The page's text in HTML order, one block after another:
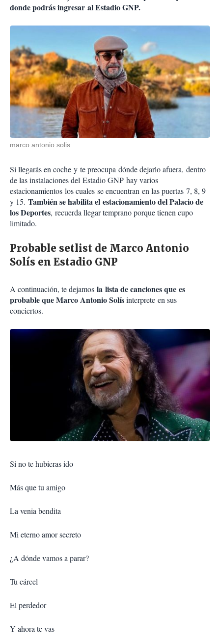
donde podrás ingresar al Estadio GNP.
marco antonio solis
Si llegarás en coche y te preocupa dónde dejarlo afuera, dentro
de las instalaciones del Estadio GNP hay varios
estacionamientos los cuales se encuentran en las puertas 7, 8, 9
y 15. También se habilita el estacionamiento del Palacio de
los Deportes, recuerda llegar temprano porque tienen cupo
limitado.
Probable setlist de Marco Antonio
Solís en Estadio GNP
A continuación, te dejamos la lista de canciones que es
probable que Marco Antonio Solísinterprete en sus
conciertos.
Si no te hubieras ido
Más que tu amigo
La venia bendita
Mi eterno amor secreto
¿A dónde vamos a parar?
Tu cárcel
El perdedor
Y ahora te vas